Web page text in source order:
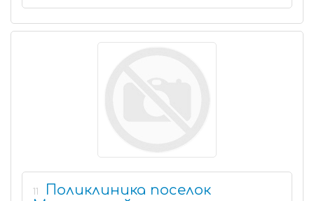
11
Поликлиника поселок